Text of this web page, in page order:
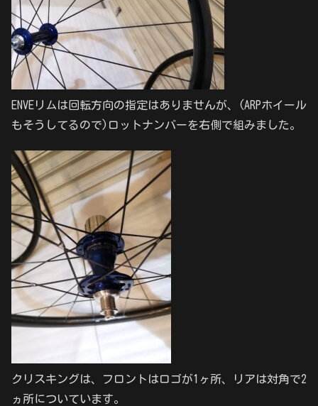
ENVEリムは回転方向の指定はありませんが、(ARPホイール
もそうしてるので)ロットナンバーを右側で組みました。
クリスキングは、フロントはロゴが1ヶ所、リアは対角で2
ヵ所についています。